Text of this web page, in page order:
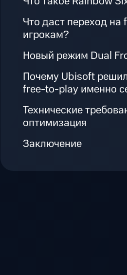
Что даст переход
игрокам?
Новый режим Dual
Почему Ubisoft
free-to-play именно
Технические
оптимизация
Заключение